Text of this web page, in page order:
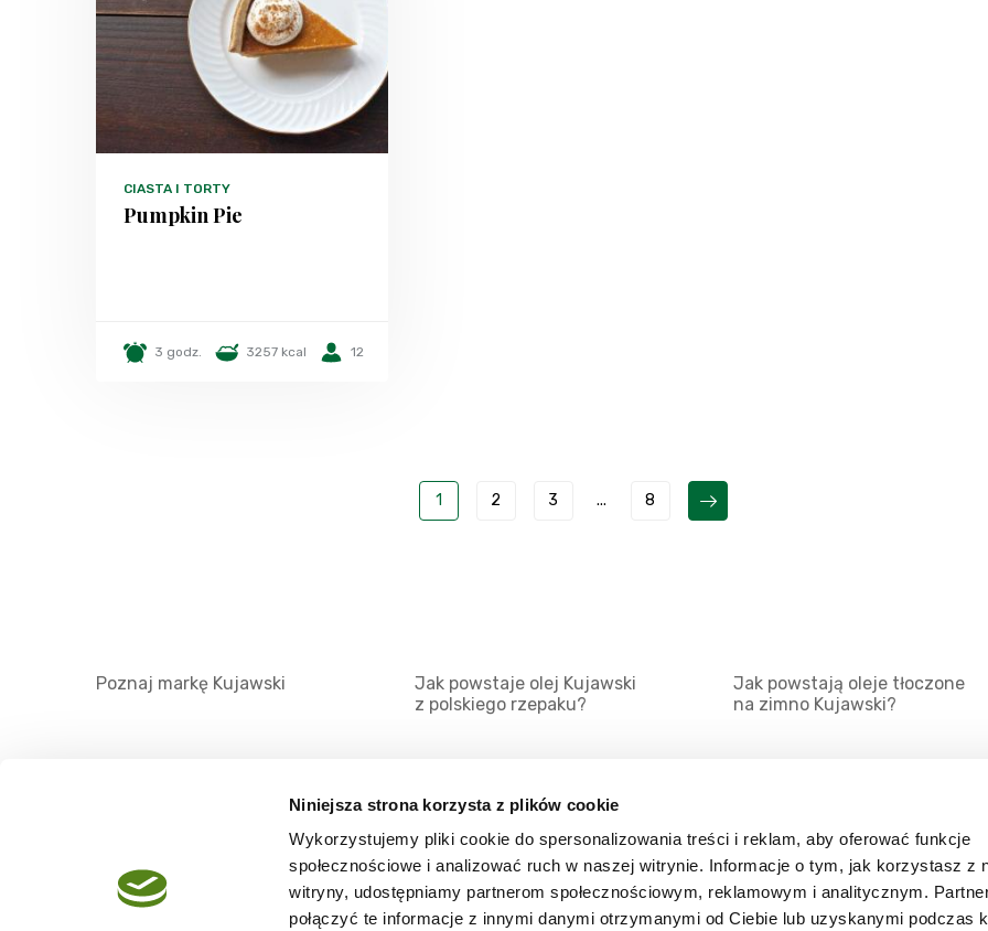
Niniejsza strona korzysta z plików cookie
Wykorzystujemy pliki cookie do spersonalizowania treści i reklam, aby oferować funkcje
społecznościowe i analizować ruch w naszej witrynie. Informacje o tym, jak korzystasz z
witryny, udostępniamy partnerom społecznościowym, reklamowym i analitycznym.
połączyć te informacje z innymi danymi otrzymanymi od Ciebie lub uzyskanymi podczas
CIASTA I TORTY
Pumpkin Pie
3 godz. 3257 kcal 12
1 2 3 ... 8
Poznaj markę Kujawski
Jak powstaje olej Kujawski
z polskiego rzepaku?
Jak powstają oleje tłoczone
na zimno Kujawski?
Regulamin
Mapa serwisu
Kanały RSS